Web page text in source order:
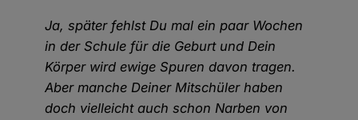
Ja, später fehlst Du mal ein paar Wochen
in der Schule für die Geburt und Dein
Körper wird ewige Spuren davon tragen.
Aber manche Deiner Mitschüler haben
doch vielleicht auch schon Narben von